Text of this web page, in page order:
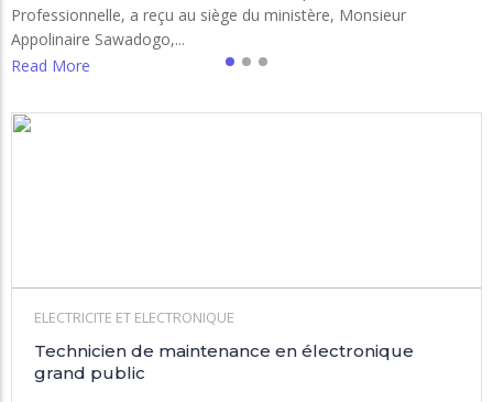
Professionnelle, a reçu au siège du ministère, Monsieur
Appolinaire Sawadogo,...
Read More
ELECTRICITE ET ELECTRONIQUE
Technicien de maintenance en électronique
grand public